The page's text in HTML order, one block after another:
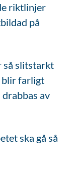
riktlinjer
på
så slitstarkt
blir farligt
av
ska gå så